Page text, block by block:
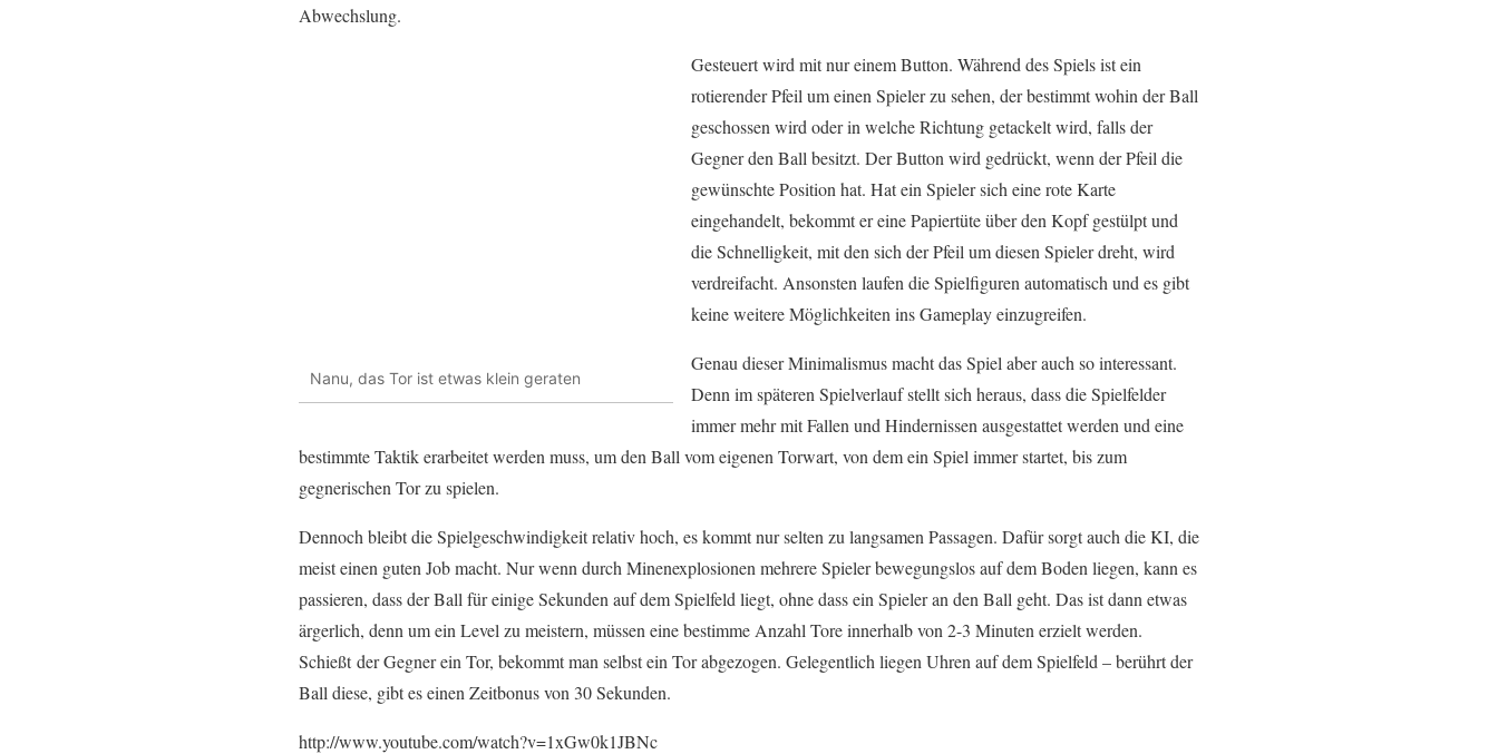
Abwechslung.
Nanu, das Tor ist etwas klein geraten
Gesteuert wird mit nur einem Button. Während des Spiels ist ein
rotierender Pfeil um einen Spieler zu sehen, der bestimmt wohin der Ball
geschossen wird oder in welche Richtung getackelt wird, falls der
Gegner den Ball besitzt. Der Button wird gedrückt, wenn der Pfeil die
gewünschte Position hat. Hat ein Spieler sich eine rote Karte
eingehandelt, bekommt er eine Papiertüte über den Kopf gestülpt und
die Schnelligkeit, mit den sich der Pfeil um diesen Spieler dreht, wird
verdreifacht. Ansonsten laufen die Spielfiguren automatisch und es gibt
keine weitere Möglichkeiten ins Gameplay einzugreifen.
Genau dieser Minimalismus macht das Spiel aber auch so interessant.
Denn im späteren Spielverlauf stellt sich heraus, dass die Spielfelder
immer mehr mit Fallen und Hindernissen ausgestattet werden und eine
bestimmte Taktik erarbeitet werden muss, um den Ball vom eigenen Torwart, von dem ein Spiel immer startet, bis zum
gegnerischen Tor zu spielen.
Dennoch bleibt die Spielgeschwindigkeit relativ hoch, es kommt nur selten zu langsamen Passagen. Dafür sorgt auch die KI, die
meist einen guten Job macht. Nur wenn durch Minenexplosionen mehrere Spieler bewegungslos auf dem Boden liegen, kann es
passieren, dass der Ball für einige Sekunden auf dem Spielfeld liegt, ohne dass ein Spieler an den Ball geht. Das ist dann etwas
ärgerlich, denn um ein Level zu meistern, müssen eine bestimme Anzahl Tore innerhalb von 2-3 Minuten erzielt werden.
Schießt der Gegner ein Tor, bekommt man selbst ein Tor abgezogen. Gelegentlich liegen Uhren auf dem Spielfeld – berührt der
Ball diese, gibt es einen Zeitbonus von 30 Sekunden.
http://www.youtube.com/watch?v=1xGw0k1JBNc